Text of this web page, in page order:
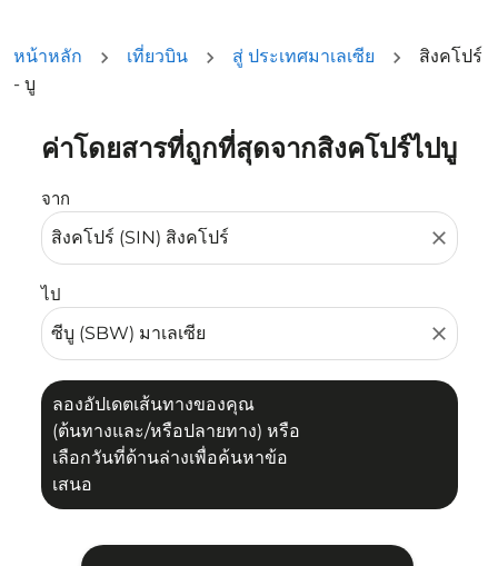
หน้าหลัก เที่ยวบิน สู่ ประเทศมาเลเซีย
สิงคโปร์
- บู
ค่าโดยสารที่ถูกที่สุดจากสิงคโปร์ไปบู
จาก
close
ไป
close
ลองอัปเดตเส้นทางของคุณ
(ต้นทางและ/หรือปลายทาง) หรือ
เลือกวันที่ด้านล่างเพื่อค้นหาข้อ
เสนอ
ลองอัปเดตเส้นทางของคุณ (ต้นทางและ/หรือปลายทาง) หรื